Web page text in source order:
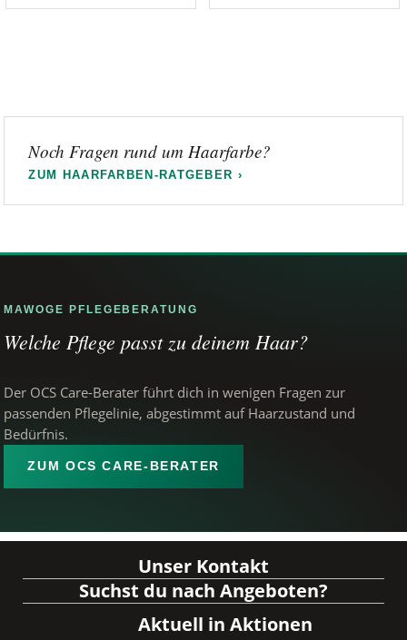
Noch Fragen rund um Haarfarbe?
ZUM HAARFARBEN-RATGEBER ›
MAWOGE PFLEGEBERATUNG
Welche Pflege passt zu deinem Haar?
Der OCS Care-Berater führt dich in wenigen Fragen zur
passenden Pflegelinie, abgestimmt auf Haarzustand und
Bedürfnis.
ZUM OCS CARE-BERATER
Unser Kontakt
Suchst du nach Angeboten?
Aktuell in Aktionen